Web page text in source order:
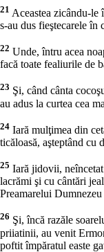
21 Aceastea zicându-le
s-au dus fieştecarele în
22 Unde, întru acea
facă toate fealiurile de
23 Şi, când cânta
au adus la curtea cea
24 Iară mulţimea din
ticăloasă, aşteptând cu
25 Iară jidovii,
lacrămi şi cu cântări
Preamarelui
26 Şi, încă razăle
priiatinii, au venit
poftit împăratul easte